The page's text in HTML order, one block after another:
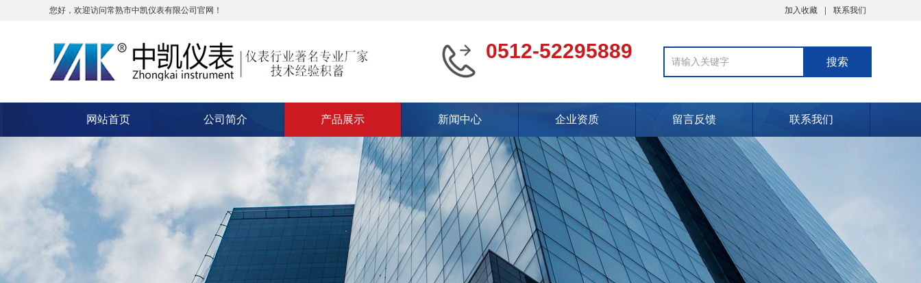
您好，欢迎访问常熟市中凯仪表有限公司官网！ 加入收藏 联系我们
0512-52295889
网站首页 公司简介 产品展示 新闻中心 企业资质 留言反馈 联系我们